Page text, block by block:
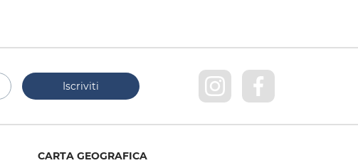
CARTA GEOGRAFICA